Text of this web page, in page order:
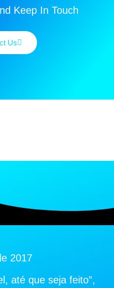
Keep In Touch
Us
2017
até que seja feito”,